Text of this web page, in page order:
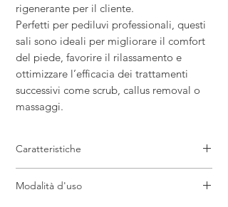
rigenerante per il cliente.
Perfetti per pediluvi professionali, questi
sali sono ideali per migliorare il comfort
del piede, favorire il rilassamento e
ottimizzare l’efficacia dei trattamenti
successivi come scrub, callus removal o
massaggi.
Caratteristiche
Azione emolliente e ammorbidente sulla
Modalità d'uso